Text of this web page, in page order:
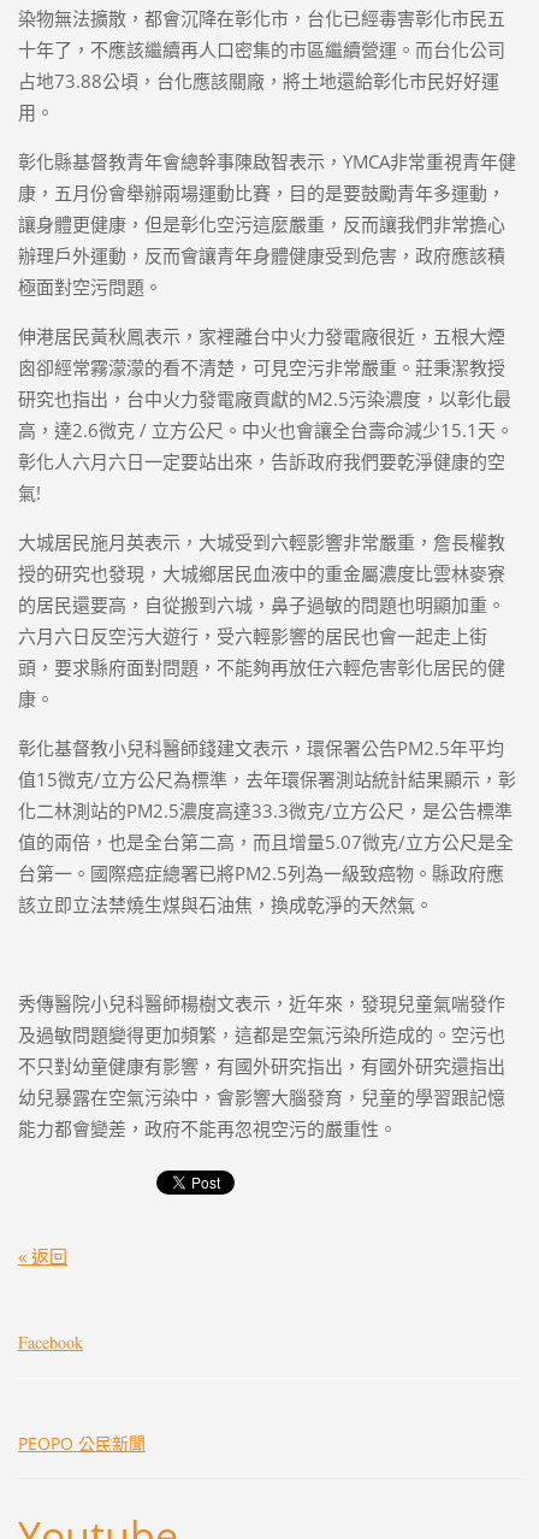
染物無法擴散，都會沉降在彰化市，台化已經毒害彰化市民五
十年了，不應該繼續再人口密集的市區繼續營運。而台化公司
占地73.88公頃，台化應該關廠，將土地還給彰化市民好好運
用。
彰化縣基督教青年會總幹事陳啟智表示，YMCA非常重視青年健
康，五月份會舉辦兩場運動比賽，目的是要鼓勵青年多運動，
讓身體更健康，但是彰化空污這麼嚴重，反而讓我們非常擔心
辦理戶外運動，反而會讓青年身體健康受到危害，政府應該積
極面對空污問題。
伸港居民黃秋鳳表示，家裡離台中火力發電廠很近，五根大煙
囪卻經常霧濛濛的看不清楚，可見空污非常嚴重。莊秉潔教授
研究也指出，台中火力發電廠貢獻的M2.5污染濃度，以彰化最
高，達2.6微克 / 立方公尺。中火也會讓全台壽命減少15.1天。
彰化人六月六日一定要站出來，告訴政府我們要乾淨健康的空
氣!
大城居民施月英表示，大城受到六輕影響非常嚴重，詹長權教
授的研究也發現，大城鄉居民血液中的重金屬濃度比雲林麥寮
的居民還要高，自從搬到六城，鼻子過敏的問題也明顯加重。
六月六日反空污大遊行，受六輕影響的居民也會一起走上街
頭，要求縣府面對問題，不能夠再放任六輕危害彰化居民的健
康。
彰化基督教小兒科醫師錢建文表示，環保署公告PM2.5年平均
值15微克/立方公尺為標準，去年環保署測站統計結果顯示，彰
化二林測站的PM2.5濃度高達33.3微克/立方公尺，是公告標準
值的兩倍，也是全台第二高，而且增量5.07微克/立方公尺是全
台第一。國際癌症總署已將PM2.5列為一級致癌物。縣政府應
該立即立法禁燒生煤與石油焦，換成乾淨的天然氣。
秀傳醫院小兒科醫師楊樹文表示，近年來，發現兒童氣喘發作
及過敏問題變得更加頻繁，這都是空氣污染所造成的。空污也
不只對幼童健康有影響，有國外研究指出，有國外研究還指出
幼兒暴露在空氣污染中，會影響大腦發育，兒童的學習跟記憶
能力都會變差，政府不能再忽視空污的嚴重性。
« 返回
Facebook
PEOPO 公民新聞